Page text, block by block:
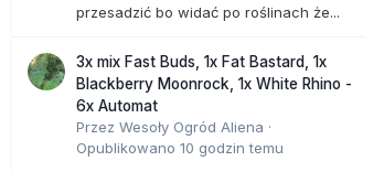
przesadzić bo widać po roślinach że...
3x mix Fast Buds, 1x Fat Bastard, 1x
Blackberry Moonrock, 1x White Rhino -
6x Automat
Przez Wesoły Ogród Aliena ·
Opublikowano 10 godzin temu